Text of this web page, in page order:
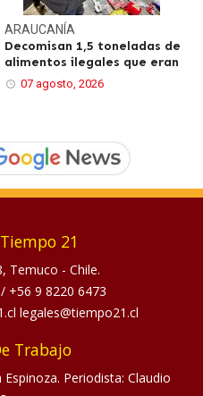
ARAUCANÍA
Decomisan 1,5 toneladas de
alimentos ilegales que eran
07 agosto, 2026
21
Temuco - Chile.
/ +56 9 8220 6473
legales@tiempo21.cl
Trabajo
Periodista: Claudio